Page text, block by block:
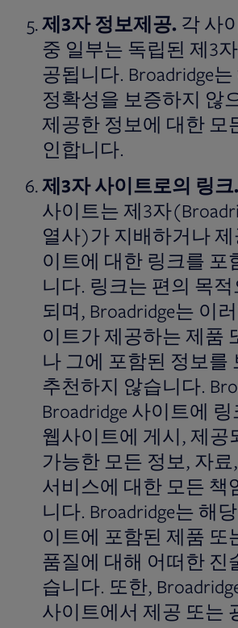
제3자정보제공. 각 사
중 일부는 독립된 제3
공됩니다. Broadridge
정확성을 보증하지 않
제공한 정보에 대한 모
인합니다.
제3자사이트로의 링크.
사이트는 제3자
열사)가 지배하거나
이트에 대한 링크를 포
니다. 링크는 편의 목
되며, Broadridge는 이
이트가 제공하는 제품
나 그에 포함된 정보를
추천하지 않습니다.
Broadridge 사이트에
웹사이트에 게시, 제공
가능한 모든 정보, 자
서비스에 대한 모든 책
니다. Broadridge는 해
이트에 포함된 제품 또
품질에 대해 어떠한 진
습니다. 또한,
사이트에서 제공 또는